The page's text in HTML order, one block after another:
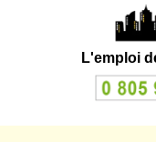
L'emploi